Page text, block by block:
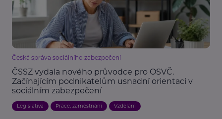
Česká správa sociálního zabezpečení
ČSSZ vydala nového průvodce pro OSVČ.
Začínajícím podnikatelům usnadní orientaci v
sociálním zabezpečení
Legislativa Práce, zaměstnání Vzdělání